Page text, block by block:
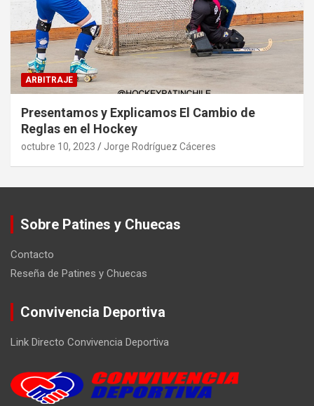
ARBITRAJE
Presentamos y Explicamos El Cambio de
Reglas en el Hockey
octubre 10, 2023 Jorge Rodríguez Cáceres
Sobre Patines y Chuecas
Contacto
Reseña de Patines y Chuecas
Convivencia Deportiva
Link Directo Convivencia Deportiva